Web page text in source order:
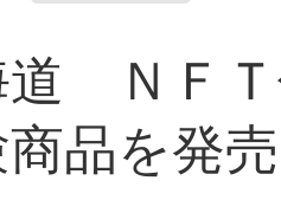
道 ＮＦ
品を発売